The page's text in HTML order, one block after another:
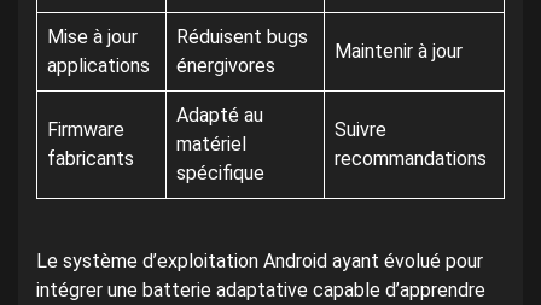
Mise à jour
applications
Réduisent bugs
énergivores
Maintenir à jour
Firmware
fabricants
Adapté au
matériel
spécifique
Suivre
recommandations
Le système d’exploitation Android ayant évolué pour
intégrer une batterie adaptative capable d’apprendre